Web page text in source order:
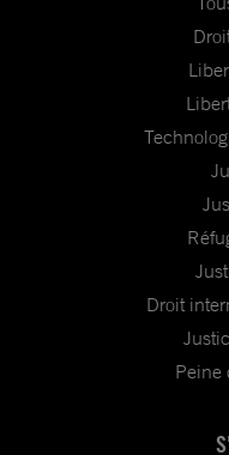
Droit
Peine